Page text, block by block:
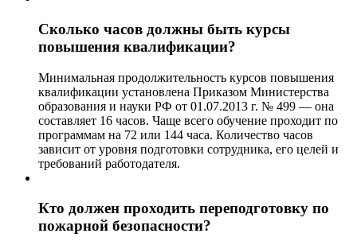
Сколько часов должны быть курсы
повышения квалификации?
Минимальная продолжительность курсов повышения
квалификации установлена Приказом Министерства
образования и науки РФ от 01.07.2013 г. № 499 — она
составляет 16 часов. Чаще всего обучение проходит по
программам на 72 или 144 часа. Количество часов
зависит от уровня подготовки сотрудника, его целей и
требований работодателя.
Кто должен проходить переподготовку по
пожарной безопасности?